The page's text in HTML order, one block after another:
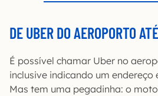
DE UBER DO AEROPORTO
É possível chamar Uber no
inclusive indicando um endereço
Mas tem uma pegadinha: o